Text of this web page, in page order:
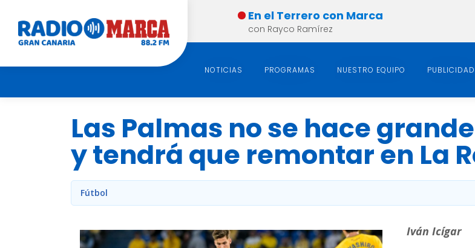
En el Terrero con Marca
con Rayco Ramírez
NOTICIAS PROGRAMAS NUESTRO EQUIPO PUBLICIDAD
Las Palmas no se hace
y tendrá que remontar en La
Fútbol
Iván Icígar